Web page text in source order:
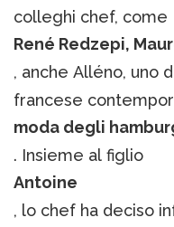
colleghi chef, come
René Redzepi,
, anche Alléno, uno
francese
moda degli
. Insieme al figlio
Antoine
, lo chef ha deciso